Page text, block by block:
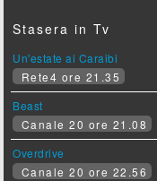
Stasera in Tv
Un'estate ai Caraibi
Rete4 ore 21.35
Beast
Canale 20 ore 21.08
Overdrive
Canale 20 ore 22.56